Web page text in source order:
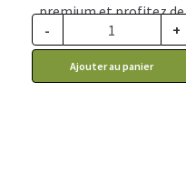
premium et profitez de
ce prix rabais : 42.89$ CA
- +
Ajouter au panier